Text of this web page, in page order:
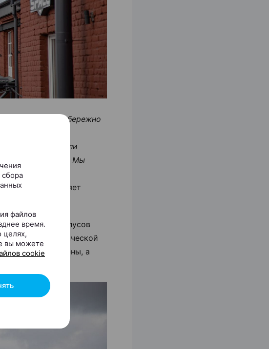
историей. Мы бережно
в-точь, как в
и сохранили
просто проект. Мы
создав
, — поясняет
от корпусов
из керамической
пилоны, а
сбора
файлов
время.
целях,
вы можете
cookie